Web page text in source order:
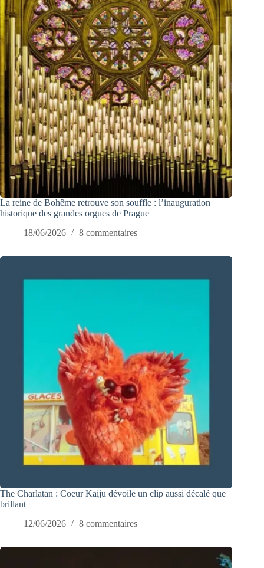
La reine de Bohême retrouve son souffle : l’inauguration
historique des grandes orgues de Prague
18/06/2026
8 commentaires
The Charlatan : Coeur Kaiju dévoile un clip aussi décalé que
brillant
12/06/2026
8 commentaires